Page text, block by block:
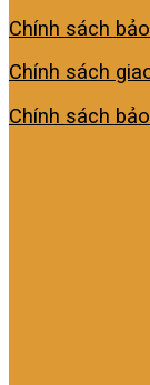
Chính sách
Chính sách
Chính sách